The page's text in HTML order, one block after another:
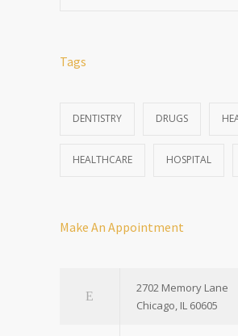
Tags
DENTISTRY DRUGS
HEALTHCARE HOSPITAL
Make An Appointment
2702 Memory Lane
Chicago, IL 60605